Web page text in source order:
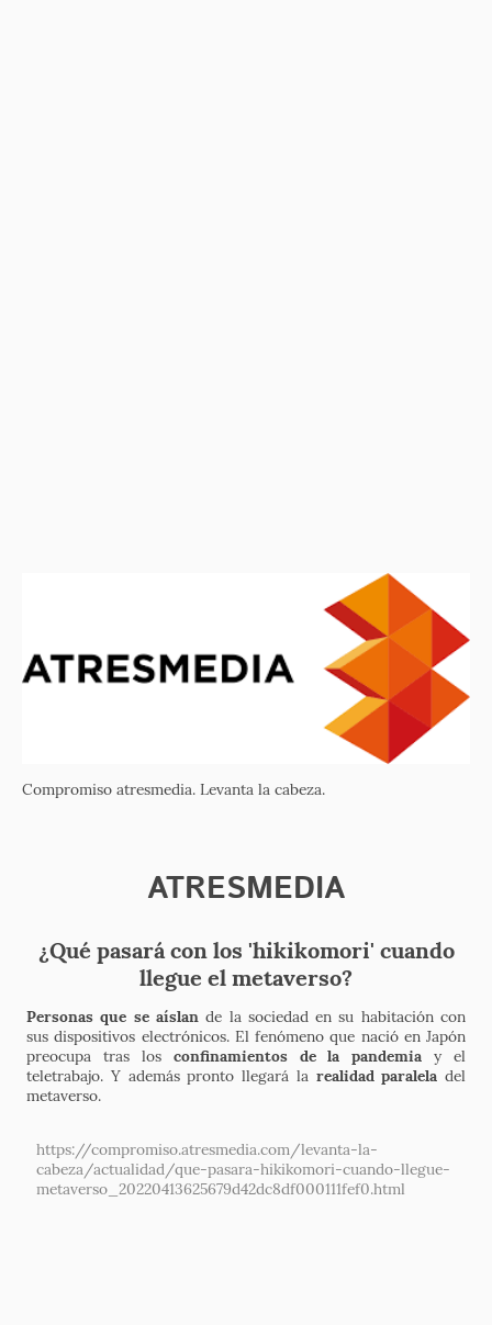
Compromiso atresmedia. Levanta la cabeza.
ATRESMEDIA
¿Qué pasará con los 'hikikomori' cuando
llegue el metaverso?
Personas que se aíslande la sociedad en su habitación con
sus dispositivos electrónicos. El fenómeno que nació en Japón
preocupa tras los confinamientos de la pandemia y el
teletrabajo. Y además pronto llegará la realidad paralela del
metaverso.
https://compromiso.atresmedia.com/levanta-la-
cabeza/actualidad/que-pasara-hikikomori-cuando-llegue-
metaverso_20220413625679d42dc8df000111fef0.html